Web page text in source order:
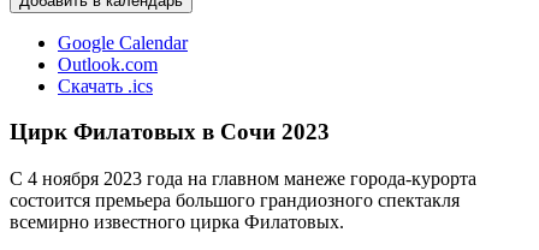
Google Calendar
Outlook.com
Скачать .ics
Цирк Филатовых в Сочи 2023
С 4 ноября 2023 года на главном манеже города-курорта
состоится премьера большого грандиозного спектакля
всемирно известного цирка Филатовых.